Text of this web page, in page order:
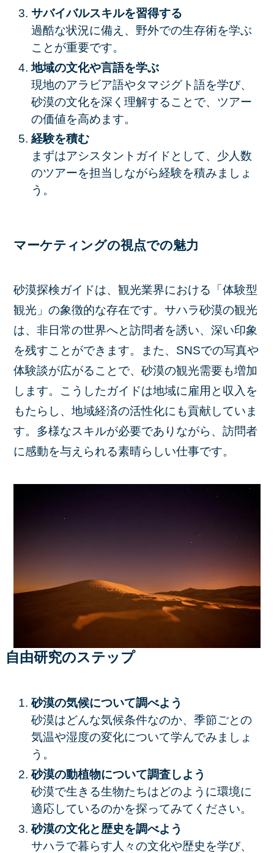
サバイバルスキルを習得する
過酷な状況に備え、野外での生存術を学ぶ
ことが重要です。
地域の文化や言語を学ぶ
現地のアラビア語やタマジグト語を学び、
砂漠の文化を深く理解することで、ツアー
の価値を高めます。
経験を積む
まずはアシスタントガイドとして、少人数
のツアーを担当しながら経験を積みましょ
う。
マーケティングの視点での魅力
砂漠探検ガイドは、観光業界における「体験型
観光」の象徴的な存在です。サハラ砂漠の観光
は、非日常の世界へと訪問者を誘い、深い印象
を残すことができます。また、SNSでの写真や
体験談が広がることで、砂漠の観光需要も増加
します。こうしたガイドは地域に雇用と収入を
もたらし、地域経済の活性化にも貢献していま
す。多様なスキルが必要でありながら、訪問者
に感動を与えられる素晴らしい仕事です。
自由研究のステップ
砂漠の気候について調べよう
砂漠はどんな気候条件なのか、季節ごとの
気温や湿度の変化について学んでみましょ
う。
砂漠の動植物について調査しよう
砂漠で生きる生物たちはどのように環境に
適応しているのかを探ってみてください。
砂漠の文化と歴史を調べよう
サハラで暮らす人々の文化や歴史を学び、